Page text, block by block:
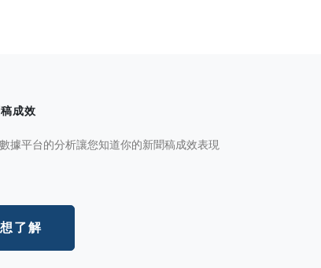
成效
據平台的分析讓您知道你的新聞稿成效表現
了解